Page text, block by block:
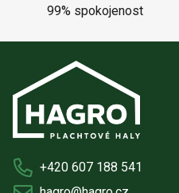
99% spokojenost
+420 607 188 541